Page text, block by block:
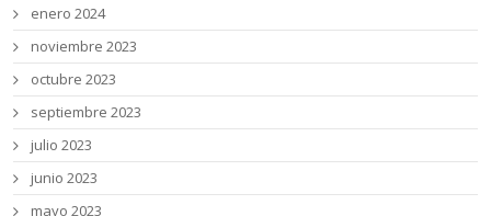
enero 2024
noviembre 2023
octubre 2023
septiembre 2023
julio 2023
junio 2023
mayo 2023